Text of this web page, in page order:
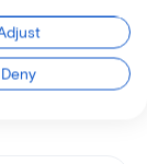
Deny